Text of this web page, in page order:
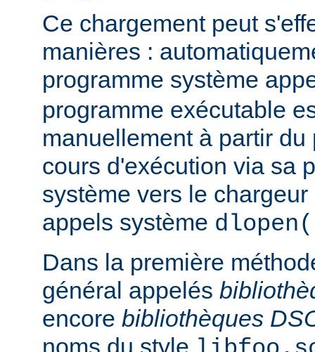
Ce chargement peut
manières :
programme système
programme exécutable
manuellement à partir du
cours d'exécution via sa
système vers le
appels système
Dans la première
général appelés
encore bibliothèques